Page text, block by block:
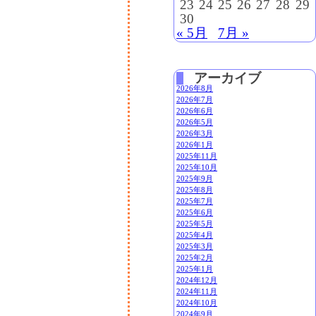
23 24 25 26 27 28 29
30
« 5月
7月 »
アーカイブ
2026年8月
2026年7月
2026年6月
2026年5月
2026年3月
2026年1月
2025年11月
2025年10月
2025年9月
2025年8月
2025年7月
2025年6月
2025年5月
2025年4月
2025年3月
2025年2月
2025年1月
2024年12月
2024年11月
2024年10月
2024年9月